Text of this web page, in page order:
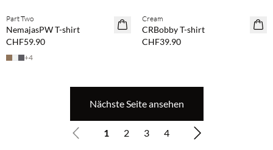
NEUHEITEN
Part Two
NemajasPW T-shirt
CHF59.90
+4
NEUHEITEN
Cream
CRBobby T-shirt
CHF39.90
Nächste Seite ansehen
1 2 3 4